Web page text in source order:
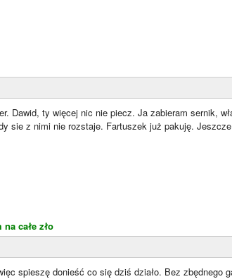
Dawid, ty więcej nic nie piecz. Ja zabieram sernik,
sie z nimi nie rozstaje. Fartuszek już pakuję.
całe zło
spieszę donieść co się dziś działo. Bez zbędnego